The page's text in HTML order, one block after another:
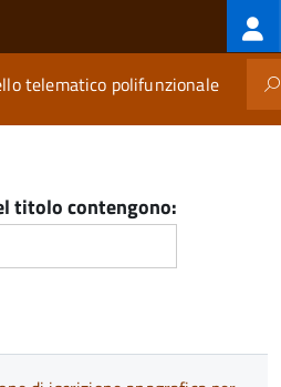
telematico polifunzionale
titolo contengono: